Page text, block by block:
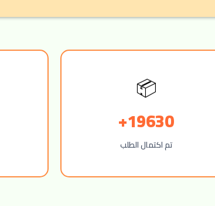
📦
19630+
تم اكتمال الطلب